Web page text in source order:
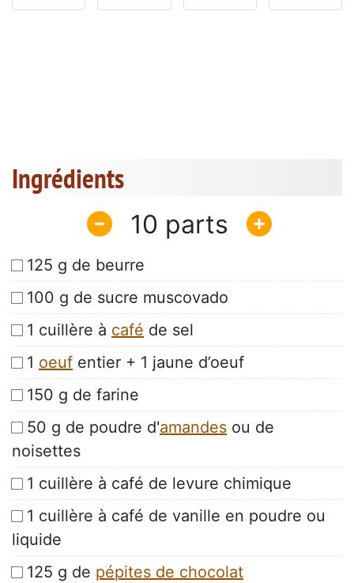
Ingrédients
10
125 g de beurre
100 g de sucre muscovado
1 cuillère à café de sel
1 oeuf entier + 1 jaune d’oeuf
150 g de farine
50 g de poudre d'amandes ou de
noisettes
1 cuillère à café de levure chimique
1 cuillère à café de vanille en poudre ou
liquide
125 g de pépites de chocolat